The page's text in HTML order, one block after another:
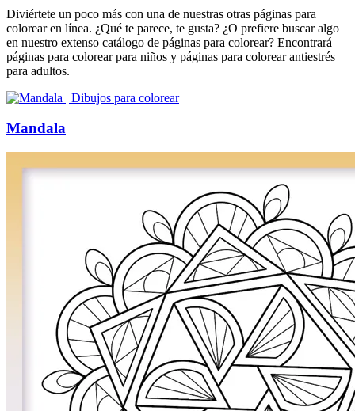
Diviértete un poco más con una de nuestras otras páginas para
colorear en línea. ¿Qué te parece, te gusta? ¿O prefiere buscar algo
en nuestro extenso catálogo de páginas para colorear? Encontrará
páginas para colorear para niños y páginas para colorear antiestrés
para adultos.
Mandala